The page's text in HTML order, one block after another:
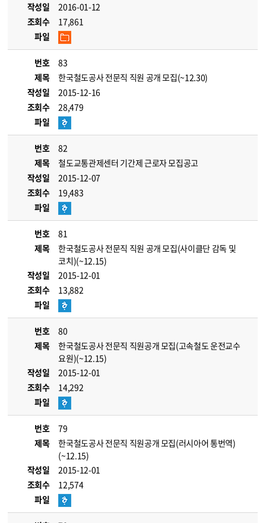
작성일
2016-01-12
조회수
17,861
파일
번호
83
제목
한국철도공사 전문직 직원 공개 모집(~12.30)
작성일
2015-12-16
조회수
28,479
파일
번호
82
제목
철도교통관제센터 기간제 근로자 모집공고
작성일
2015-12-07
조회수
19,483
파일
번호
81
제목
한국철도공사 전문직 직원 공개 모집(사이클단 감독 및
코치)(~12.15)
작성일
2015-12-01
조회수
13,882
파일
번호
80
제목
한국철도공사 전문직 직원공개 모집(고속철도 운전교수
요원)(~12.15)
작성일
2015-12-01
조회수
14,292
파일
번호
79
제목
한국철도공사 전문직 직원공개 모집(러시아어 통번역)
(~12.15)
작성일
2015-12-01
조회수
12,574
파일